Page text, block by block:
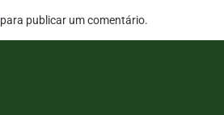
para publicar um comentário.